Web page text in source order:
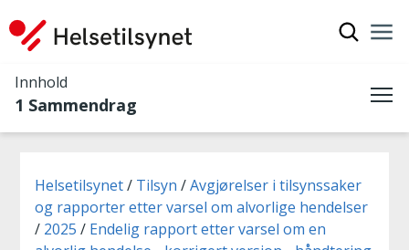
Innhold
1 Sammendrag
Du er her:
Helsetilsynet Tilsyn
Avgjørelser i tilsynssaker
og rapporter etter varsel om alvorlige hendelser
2025
Endelig rapport etter varsel om en